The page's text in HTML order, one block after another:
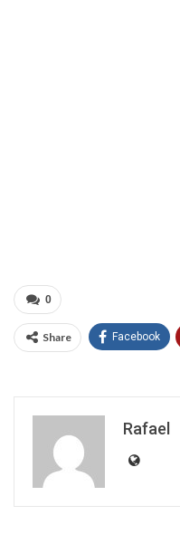
0
Share Facebook
Rafael